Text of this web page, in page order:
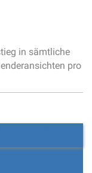
in sämtliche
pro